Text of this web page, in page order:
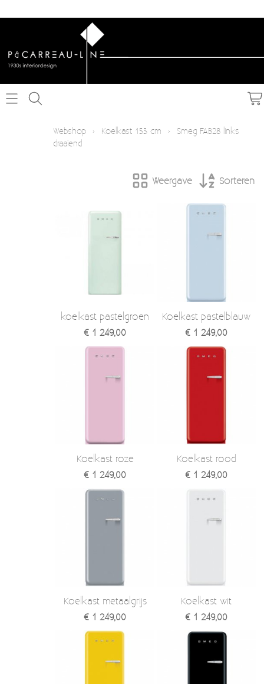
Kapstokken & Haken
Bellen en belknoppen
Keuken accessoires
Smeg 50s klein elektro
EINDE REEKSEN
Webshop › Koelkast 153 cm ›
Smeg FAB28 links
draaiend
Weergave Sorteren
koelkast pastelgroen
€ 1 249,00
Koelkast pastelblauw
€ 1 249,00
Koelkast roze
€ 1 249,00
Koelkast rood
€ 1 249,00
Koelkast metaalgrijs
€ 1 249,00
Koelkast wit
€ 1 249,00